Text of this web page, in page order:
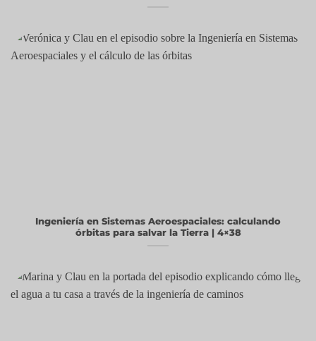
Ingeniería en Sistemas Aeroespaciales: calculando
órbitas para salvar la Tierra | 4×38